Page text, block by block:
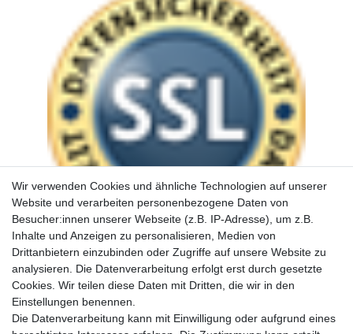
Wir verwenden Cookies und ähnliche Technologien auf unserer
Website und verarbeiten personenbezogene Daten von
Besucher:innen unserer Webseite (z.B. IP-Adresse), um z.B.
Inhalte und Anzeigen zu personalisieren, Medien von
Drittanbietern einzubinden oder Zugriffe auf unsere Website zu
analysieren. Die Datenverarbeitung erfolgt erst durch gesetzte
Cookies. Wir teilen diese Daten mit Dritten, die wir in den
Einstellungen benennen.
Die Datenverarbeitung kann mit Einwilligung oder aufgrund eines